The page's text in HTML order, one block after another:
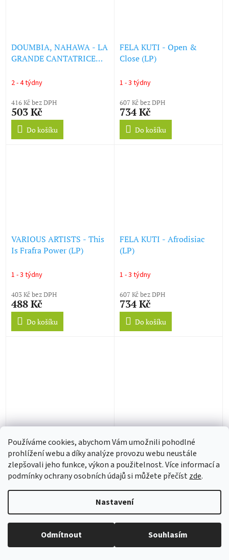
Používáme cookies, abychom Vám umožnili pohodlné
prohlížení webu a díky analýze provozu webu neustále
zlepšovali jeho funkce, výkon a použitelnost. Více informací a
podmínky ochrany osobních údajů si můžete přečístzde.
Nastavení
Odmítnout Souhlasím
DOUMBIA, NAHAWA - LA
GRANDE CANTATRICE
2 - 4 týdny
416 Kč bez DPH
503 Kč
Do košíku
FELA KUTI - Open &
Close (LP)
1 - 3 týdny
607 Kč bez DPH
734 Kč
Do košíku
VARIOUS ARTISTS - This
Is Frafra Power (LP)
1 - 3 týdny
403 Kč bez DPH
488 Kč
Do košíku
FELA KUTI - Afrodisiac
(LP)
1 - 3 týdny
607 Kč bez DPH
734 Kč
Do košíku
Legendaddy (LP)
1 - 3 týdny
343 Kč
Do košíku
BALLANT (LP)
2 - 4 týdny
653 Kč
Do košíku